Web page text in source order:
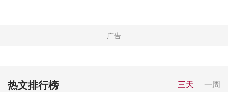
热文排行榜 三天 一周